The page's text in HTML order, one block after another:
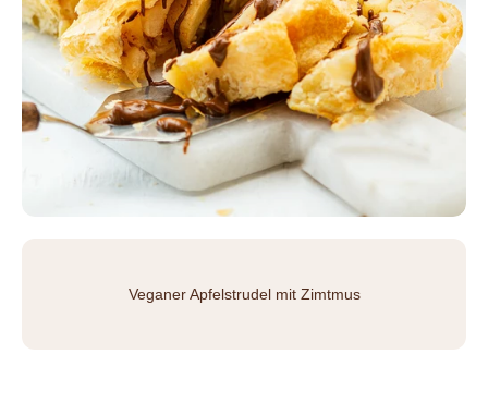
Veganer Apfelstrudel mit Zimtmus